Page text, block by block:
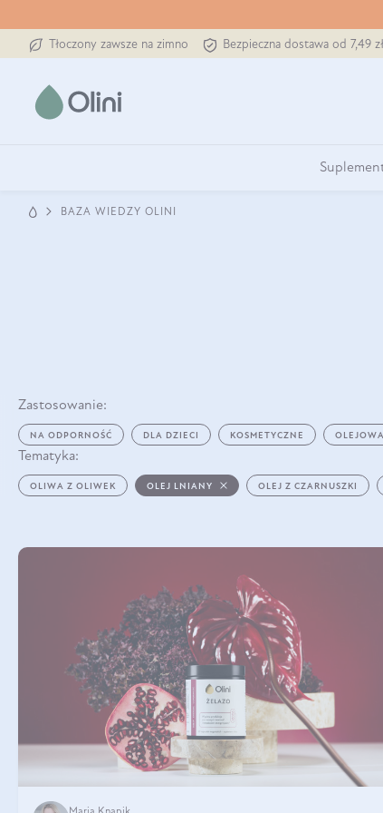
Tłoczony zawsze na zimno Bezpieczna dostawa od 7,49 zł
BAZA WIEDZY OLINI
Zastosowanie:
NA ODPORNOŚĆ DLA DZIECI KOSMETYCZNE
Tematyka:
OLIWA Z OLIWEK OLEJ LNIANY OLEJ Z CZARNUSZKI